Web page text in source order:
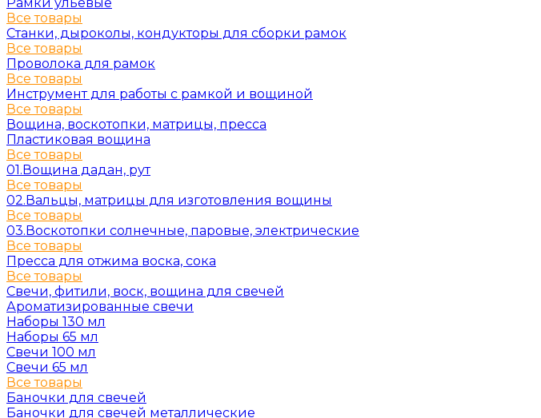
Все товары
Станки, дыроколы, кондукторы для сборки рамок
Все товары
Проволока для рамок
Все товары
Инструмент для работы с рамкой и вощиной
Все товары
Вощина, воскотопки, матрицы, пресса
Пластиковая вощина
Все товары
01.Вощина дадан, рут
Все товары
02.Вальцы, матрицы для изготовления вощины
Все товары
03.Воскотопки солнечные, паровые, электрические
Все товары
Пресса для отжима воска, сока
Все товары
Свечи, фитили, воск, вощина для свечей
Ароматизированные свечи
Наборы 130 мл
Наборы 65 мл
Свечи 100 мл
Свечи 65 мл
Все товары
Баночки для свечей
Баночки для свечей металлические